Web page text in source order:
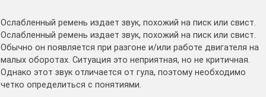
Ослабленный ремень издает звук, похожий на писк или свист.
Ослабленный ремень издает звук, похожий на писк или свист.
Обычно он появляется при разгоне и/или работе двигателя на
малых оборотах. Ситуация это неприятная, но не критичная.
Однако этот звук отличается от гула, поэтому необходимо
четко определиться с понятиями.